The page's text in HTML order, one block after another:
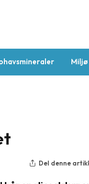
Miljø
Del denne